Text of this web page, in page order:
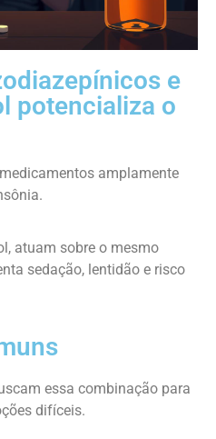
e
potencializa o
amplamente
atuam sobre o mesmo
sedação, lentidão e risco
essa combinação para
difíceis.